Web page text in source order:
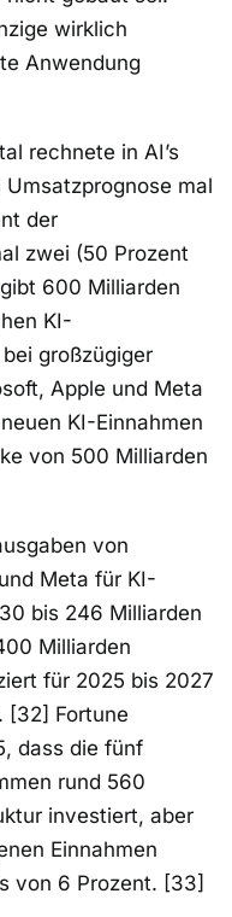
wirklich
Anwendung
rechnete in AI’s
mal
der
zwei (50 Prozent
600 Milliarden
KI-
großzügiger
Apple und Meta
KI-Einnahmen
von 500 Milliarden
von
Meta für KI-
bis 246 Milliarden
Milliarden
für 2025 bis 2027
[32] Fortune
dass die fünf
rund 560
investiert, aber
Einnahmen
von 6 Prozent. [33]